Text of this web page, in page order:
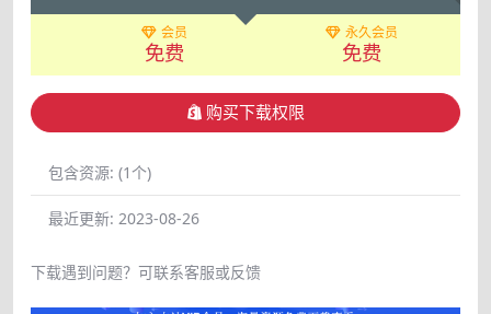
会员
免费
永久会员
免费
购买下载权限
包含资源: (1个)
最近更新: 2023-08-26
下载遇到问题？可联系客服或反馈